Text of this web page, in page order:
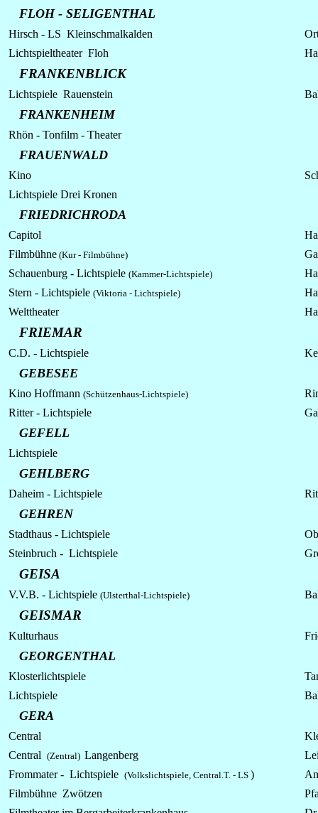
FLOH - SELIGENTHAL
Hirsch - LS Kleinschmalkalden
Lichtspieltheater Floh
FRANKENBLICK
Lichtspiele Rauenstein
FRANKENHEIM
Rhön - Tonfilm - Theater
FRAUENWALD
Kino
Lichtspiele Drei Kronen
FRIEDRICHRODA
Capitol
Filmbühne (Kur - Filmbühne)
Schauenburg - Lichtspiele (Kammer-Lichtspiele)
Stern - Lichtspiele (Viktoria - Lichtspiele)
Welttheater
FRIEMAR
C.D. - Lichtspiele
GEBESEE
Kino Hoffmann (Schützenhaus-Lichtspiele)
Ritter - Lichtspiele
GEFELL
Lichtspiele
GEHLBERG
Daheim - Lichtspiele
GEHREN
Stadthaus - Lichtspiele
Steinbruch - Lichtspiele
GEISA
V.V.B. - Lichtspiele (Ulsterthal-Lichtspiele)
GEISMAR
Kulturhaus
GEORGENTHAL
Klosterlichtspiele
Lichtspiele
GERA
Central
Central (Zentral) Langenberg
Frommater - Lichtspiele (Volkslichtspiele, Central.T. - LS )
Filmbühne Zwötzen